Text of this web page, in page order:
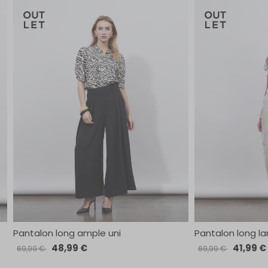
Pantalon long ample uni
69,99 € 48,99 €
Pantalon long
69,99 € 41,99 €